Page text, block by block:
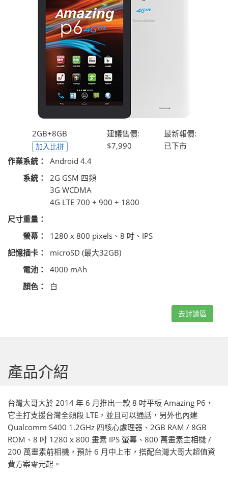
2GB+8GB
加入比拼
建議售價:
$7,990
最新報價:
已下市
作業系統：
Android 4.4
系統：
2G GSM 四頻
3G WCDMA
4G LTE 700 + 900 + 1800
尺寸重量：
螢幕：
1280 x 800 pixels、8 吋、IPS
記憶插卡：
microSD (最大32GB)
電池：
4000 mAh
顏色：
白
去討論區
產品介紹
台灣大哥大於 2014 年 6 月推出一款 8 吋平板 Amazing P6，
它主打支援台灣全頻段 LTE，並且可以通話，另外也內建
Qualcomm S400 1.2GHz 四核心處理器、2GB RAM / 8GB
ROM、8 吋 1280 x 800 畫素 IPS 螢幕、800 萬畫素主相機 /
200 萬畫素前相機，預計 6 月中上市，搭配台灣大哥大超值資
費方案零元起。